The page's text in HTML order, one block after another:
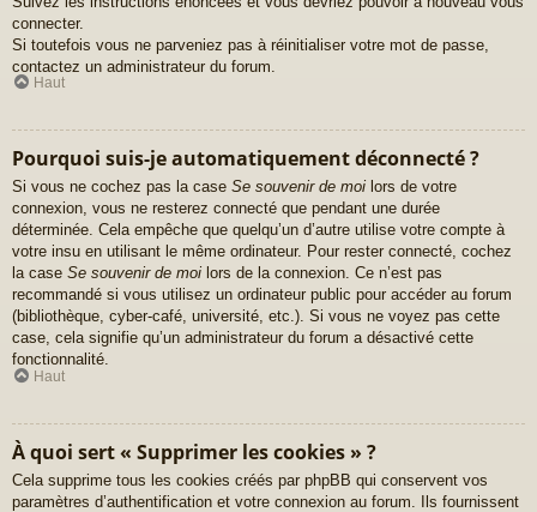
connecter.
Si toutefois vous ne parveniez pas à réinitialiser votre mot de passe,
contactez un administrateur du forum.
Haut
Pourquoi suis-je automatiquement déconnecté ?
Si vous ne cochez pas la case Se souvenir de moi lors de votre
connexion, vous ne resterez connecté que pendant une durée
déterminée. Cela empêche que quelqu’un d’autre utilise votre compte à
votre insu en utilisant le même ordinateur. Pour rester connecté, cochez
la case Se souvenir de moi lors de la connexion. Ce n’est pas
recommandé si vous utilisez un ordinateur public pour accéder au forum
(bibliothèque, cyber-café, université, etc.). Si vous ne voyez pas cette
case, cela signifie qu’un administrateur du forum a désactivé cette
fonctionnalité.
Haut
À quoi sert « Supprimer les cookies » ?
Cela supprime tous les cookies créés par phpBB qui conservent vos
paramètres d’authentification et votre connexion au forum. Ils fournissent